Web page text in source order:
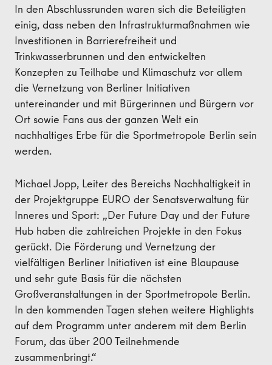
In den Abschlussrunden waren sich die Beteiligten
einig, dass neben den Infrastrukturmaßnahmen wie
Investitionen in Barrierefreiheit und
Trinkwasserbrunnen und den entwickelten
Konzepten zu Teilhabe und Klimaschutz vor allem
die Vernetzung von Berliner Initiativen
untereinander und mit Bürgerinnen und Bürgern vor
Ort sowie Fans aus der ganzen Welt ein
nachhaltiges Erbe für die Sportmetropole Berlin sein
werden.
Michael Jopp, Leiter des Bereichs Nachhaltigkeit in
der Projektgruppe EURO der Senatsverwaltung für
Inneres und Sport: „Der Future Day und der Future
Hub haben die zahlreichen Projekte in den Fokus
gerückt. Die Förderung und Vernetzung der
vielfältigen Berliner Initiativen ist eine Blaupause
und sehr gute Basis für die nächsten
Großveranstaltungen in der Sportmetropole Berlin.
In den kommenden Tagen stehen weitere Highlights
auf dem Programm unter anderem mit dem Berlin
Forum, das über 200 Teilnehmende
zusammenbringt.“